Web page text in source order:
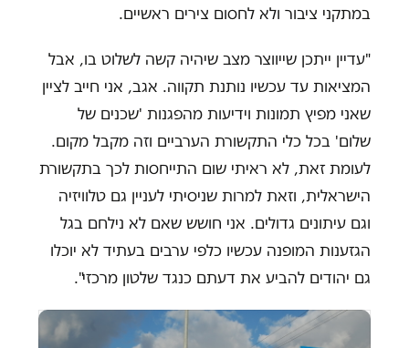
במתקני ציבור ולא לחסום צירים ראשיים.
"עדיין ייתכן שייווצר מצב שיהיה קשה לשלוט בו, אבל
המציאות עד עכשיו נותנת תקווה. אגב, אני חייב לציין
שאני מפיץ תמונות וידיעות מהפגנות 'שכנים של
שלום' בכל כלי התקשורת הערביים וזה מקבל מקום.
לעומת זאת, לא ראיתי שום התייחסות לכך בתקשורת
הישראלית, וזאת למרות שניסיתי לעניין גם טלוויזיה
וגם עיתונים גדולים. אני חושש שאם לא נילחם בגל
הגזענות המופנה עכשיו כלפי ערבים בעתיד לא יוכלו
גם יהודים להביע את דעתם כנגד שלטון מרכזי".